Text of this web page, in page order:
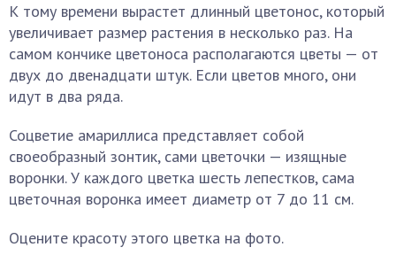
К тому времени вырастет длинный цветонос, который
увеличивает размер растения в несколько раз. На
самом кончике цветоноса располагаются цветы — от
двух до двенадцати штук. Если цветов много, они
идут в два ряда.
Соцветие амариллиса представляет собой
своеобразный зонтик, сами цветочки — изящные
воронки. У каждого цветка шесть лепестков, сама
цветочная воронка имеет диаметр от 7 до 11 см.
Оцените красоту этого цветка на фото.